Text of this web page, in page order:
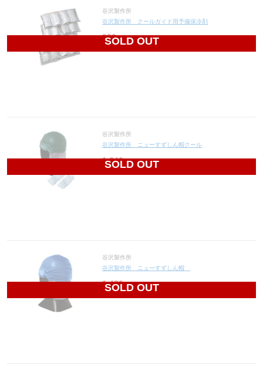
SOLD OUT
谷沢製作所
谷沢製作所 クールガイド用予備保冷剤
990円(税込1,089円)
SOLD OUT
谷沢製作所
谷沢製作所 ニューすずしん帽クール
1,840 円(税込2,024円)
SOLD OUT
谷沢製作所
谷沢製作所 ニューすずしん帽
1,480 円(税込1,628円)